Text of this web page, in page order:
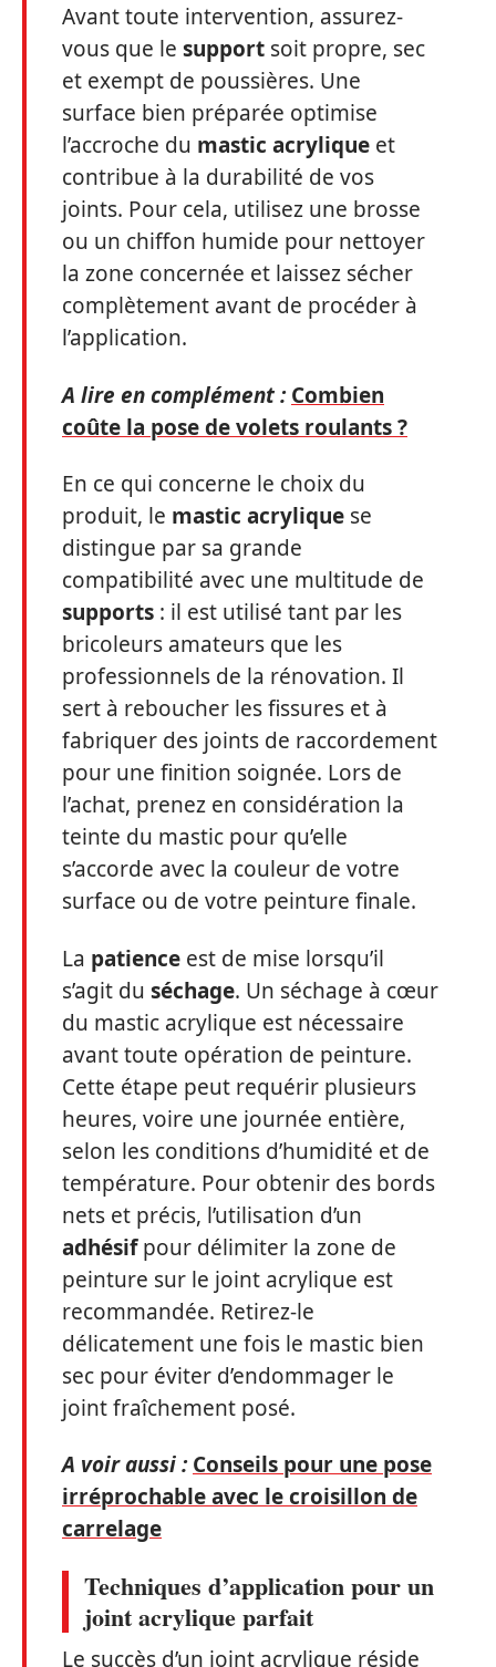
Avant toute intervention, assurez-
vous que le support soit propre, sec
et exempt de poussières. Une
surface bien préparée optimise
l’accroche du mastic acrylique et
contribue à la durabilité de vos
joints. Pour cela, utilisez une brosse
ou un chiffon humide pour nettoyer
la zone concernée et laissez sécher
complètement avant de procéder à
l’application.
A lire en complément : Combien
coûte la pose de volets roulants ?
En ce qui concerne le choix du
produit, le mastic acrylique se
distingue par sa grande
compatibilité avec une multitude de
supports : il est utilisé tant par les
bricoleurs amateurs que les
professionnels de la rénovation. Il
sert à reboucher les fissures et à
fabriquer des joints de raccordement
pour une finition soignée. Lors de
l’achat, prenez en considération la
teinte du mastic pour qu’elle
s’accorde avec la couleur de votre
surface ou de votre peinture finale.
La patience est de mise lorsqu’il
s’agit du séchage. Un séchage à cœur
du mastic acrylique est nécessaire
avant toute opération de peinture.
Cette étape peut requérir plusieurs
heures, voire une journée entière,
selon les conditions d’humidité et de
température. Pour obtenir des bords
nets et précis, l’utilisation d’un
adhésifpour délimiter la zone de
peinture sur le joint acrylique est
recommandée. Retirez-le
délicatement une fois le mastic bien
sec pour éviter d’endommager le
joint fraîchement posé.
A voir aussi : Conseils pour une pose
irréprochable avec le croisillon de
carrelage
Techniques d’application pour un
joint acrylique parfait
Le succès d’un joint acrylique réside